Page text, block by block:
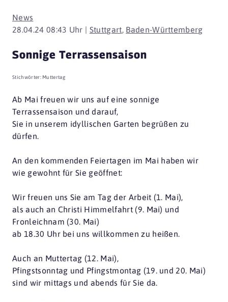
News
28.04.24 08:43 Uhr | Stuttgart, Baden-Württemberg
Sonnige Terrassensaison
Stichwörter: Muttertag
Ab Mai freuen wir uns auf eine sonnige
Terrassensaison und darauf,
Sie in unserem idyllischen Garten begrüßen zu
dürfen.
An den kommenden Feiertagen im Mai haben wir
wie gewohnt für Sie geöffnet:
Wir freuen uns Sie am Tag der Arbeit (1. Mai),
als auch an Christi Himmelfahrt (9. Mai) und
Fronleichnam (30. Mai)
ab 18.30 Uhr bei uns willkommen zu heißen.
Auch an Muttertag (12. Mai),
Pfingstsonntag und Pfingstmontag (19. und 20. Mai)
sind wir mittags und abends für Sie da.